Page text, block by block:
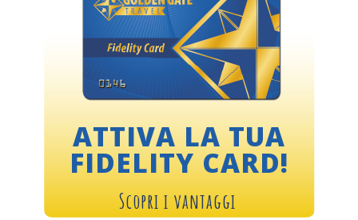
ATTIVA LA TUA
FIDELITY CARD!
Scopri i vantaggi